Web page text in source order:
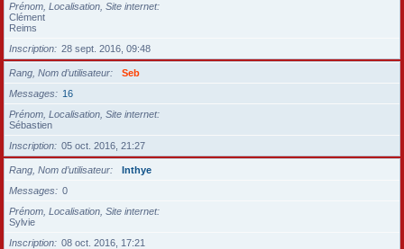
Prénom, Localisation, Site internet
Clément
Reims
Inscription
28 sept. 2016, 09:48
Rang, Nom d’utilisateur
Seb
Messages
16
Prénom, Localisation, Site internet
Sébastien
Inscription
05 oct. 2016, 21:27
Rang, Nom d’utilisateur
Inthye
Messages
0
Prénom, Localisation, Site internet
Sylvie
Inscription
08 oct. 2016, 17:21